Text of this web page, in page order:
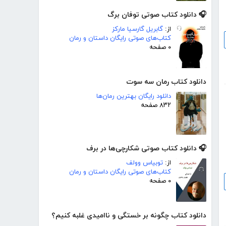
🎧 دانلود کتاب صوتی توفان برگ
از: گابریل گارسیا مارکز
کتاب‌های صوتی رایگان داستان و رمان
۰ صفحه
دانلود کتاب رمان سه سوت
دانلود رایگان بهترین رمان‌ها
۸۳۲ صفحه
🎧 دانلود کتاب صوتی شکارچی‌ها در برف
از: توبیاس وولف
کتاب‌های صوتی رایگان داستان و رمان
۰ صفحه
دانلود کتاب چگونه بر خستگی و ناامیدی غلبه کنیم؟